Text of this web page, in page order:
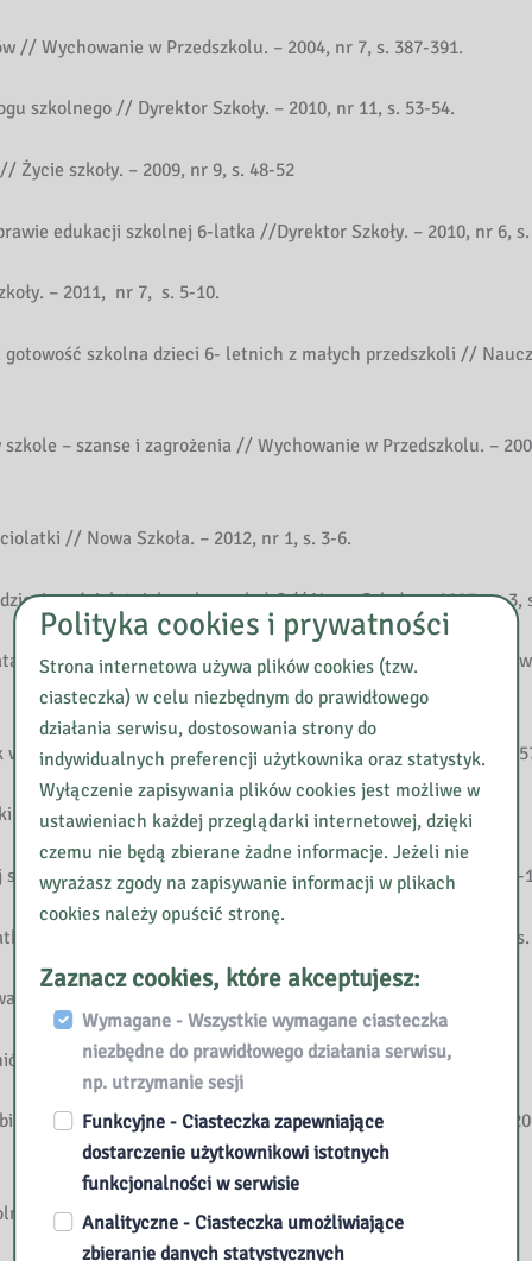
// Wychowanie w Przedszkolu. – 2004, nr 7, s. 387-391.
szkolnego // Dyrektor Szkoły. – 2010, nr 11, s. 53-54.
szkoły. – 2009, nr 9, s. 48-52
edukacji szkolnej 6-latka //Dyrektor Szkoły. – 2010, nr 6,
– 2011, nr 7, s. 5-10.
szkolna dzieci 6- letnich z małych przedszkoli //
– szanse i zagrożenia // Wychowanie w Przedszkolu. –
// Nowa Szkoła. – 2012, nr 1, s. 3-6.
sześcioletnich wobec szkoły? // Nowa Szkoła. – 2007, nr 3,
2009-2010 w polskim ustawodawstwie oświatowym //
szkole czy w przedszkolu? // Życie Szkoły. -2002, nr 9, s. 569-
szkolnej // Wychowanie w Przedszkolu. -2007, nr 9, 5-12.
// Wychowanie w Przedszkolu. – 2007, nr 3, s. 11-
(rozm. przepr. Elżbieta Marek) // Życie Szkoły. – 2006, nr 8,
do szkoły // Dyrektor Szkoły. – 2005, nr 3, s. 25-28, 37-38.
// Nowa Szkoła . – 2008, nr 4, s. 4-9
dzieciństwo sześciolatkom? // Psychologia w Szkole. –
// Życie Szkoły. – 2006, nr 7, s. 12-14.
Polityka cookies i prywatności
Strona internetowa używa plików cookies (tzw.
ciasteczka) w celu niezbędnym do prawidłowego
działania serwisu, dostosowania strony do
indywidualnych preferencji użytkownika oraz statystyk.
Wyłączenie zapisywania plików cookies jest możliwe w
ustawieniach każdej przeglądarki internetowej, dzięki
czemu nie będą zbierane żadne informacje. Jeżeli nie
wyrażasz zgody na zapisywanie informacji w plikach
cookies należy opuścić stronę.
Zaznacz cookies, które akceptujesz:
Wymagane - Wszystkie wymagane ciasteczka
niezbędne do prawidłowego działania serwisu,
np. utrzymanie sesji
Funkcyjne - Ciasteczka zapewniające
dostarczenie użytkownikowi istotnych
funkcjonalności w serwisie
Analityczne - Ciasteczka umożliwiające
zbieranie danych statystycznych